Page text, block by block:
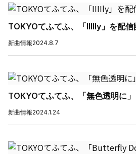
TOKYOてふてふ、「IIIIly」を配信
新曲情報2024.8.7
TOKYOてふてふ、「無色透明に
新曲情報2024.1.24